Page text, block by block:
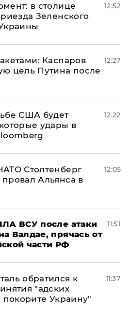
в столице
Зеленского
12:52
Каспаров
цель Путина после
12:27
США будет
удары в
12:22
Столтенберг
Альянса в
12:05
ВСУ после атаки
Валдае, прячась от
части РФ
11:51
обратился к
"адских
Украину"
11:37